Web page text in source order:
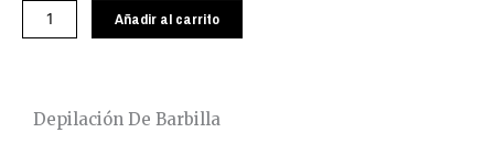
Depilación
de
Añadir al carrito
Depilación De Barbilla